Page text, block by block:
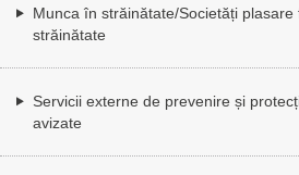
Munca în străinătate/Societăți
străinătate
Servicii externe de prevenire și
avizate